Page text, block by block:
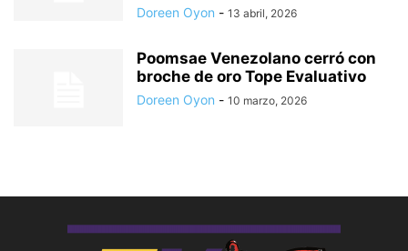
Doreen Oyon - 13 abril, 2026
Poomsae Venezolano cerró con
broche de oro Tope Evaluativo
Doreen Oyon - 10 marzo, 2026